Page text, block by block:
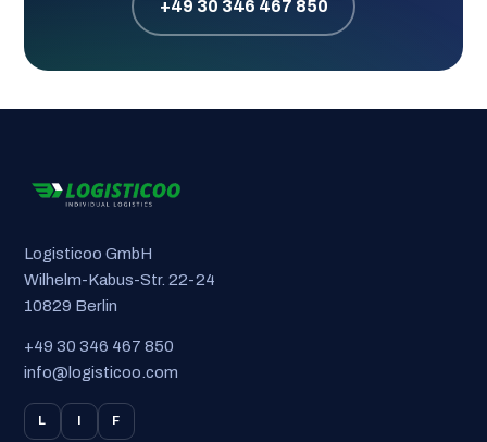
+49 30 346 467 850
Logisticoo GmbH
Wilhelm-Kabus-Str. 22-24
10829 Berlin
+49 30 346 467 850
info@logisticoo.com
L F